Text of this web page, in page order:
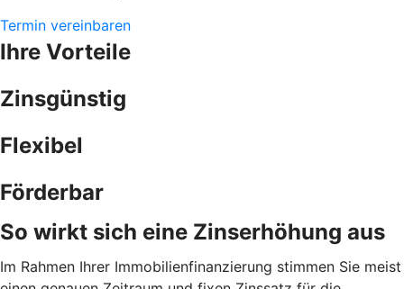
Termin vereinbaren
Ihre Vorteile
Zinsgünstig
Flexibel
Förderbar
So wirkt sich eine Zinserhöhung aus
Im Rahmen Ihrer Immobilienfinanzierung stimmen Sie meist